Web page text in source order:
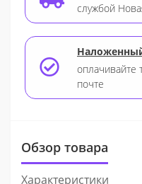
службой
оплачивайте
почте
Обзор товара
Характеристики